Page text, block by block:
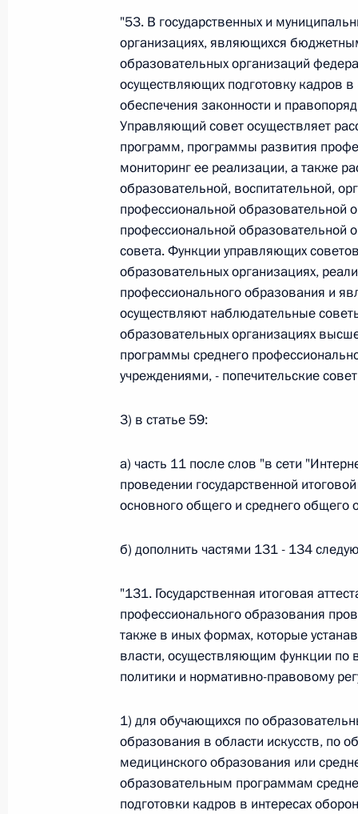
Федеральный закон от
О внесении изменений в Уголовный
процессуального кодекса Российской
26 июля 2026 года
Федеральный закон от
О внесении изменений в статью 13–2
и признании утратившим силу пункта 1
изменений в Федеральный закон „Об
26 июля 2026 года
Федеральный закон от
О внесении изменения в статью 10
26 июля 2026 года
Федеральный закон от
О ратификации Соглашения между
Министров Киргизской Республики о
26 июля 2026 года
Федеральный закон от
О внесении изменений в Кодекс
Федерального закона «Об обеспечении
Федеральный закон от
О внесении изменений в Кодекс
"53. В государственных и
организациях, являющихся
образовательных организаций
осуществляющих подготовку кадров в
обеспечения законности и
Управляющий совет осуществляет
программ, программы развития
мониторинг ее реализации, а также
образовательной, воспитательной,
профессиональной образовательной
профессиональной образовательной
совета. Функции управляющих
образовательных организациях,
профессионального образования и
осуществляют наблюдательные
образовательных организациях
программы среднего
учреждениями, - попечительские
3) в статье 59:
а) часть 11 после слов "в сети
проведении государственной
основного общего и среднего общего
б) дополнить частями 131 - 134
"131. Государственная итоговая
профессионального образования
также в иных формах, которые
власти, осуществляющим функции по
политики и нормативно-правовому
1) для обучающихся по
образования в области искусств, по
медицинского образования или
образовательным программам
подготовки кадров в интересах